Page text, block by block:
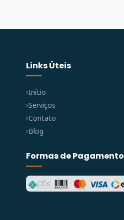
Links Úteis
Início
Serviços
Contato
Blog
Formas de Pagamento